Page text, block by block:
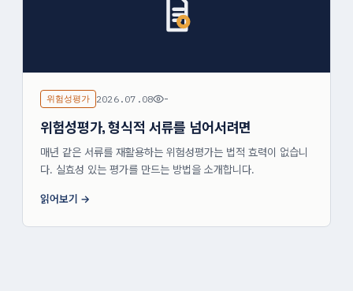
위험성평가 2026.07.08 -
위험성평가, 형식적 서류를 넘어서려면
매년 같은 서류를 재활용하는 위험성평가는 법적 효력이 없습니
다. 실효성 있는 평가를 만드는 방법을 소개합니다.
읽어보기